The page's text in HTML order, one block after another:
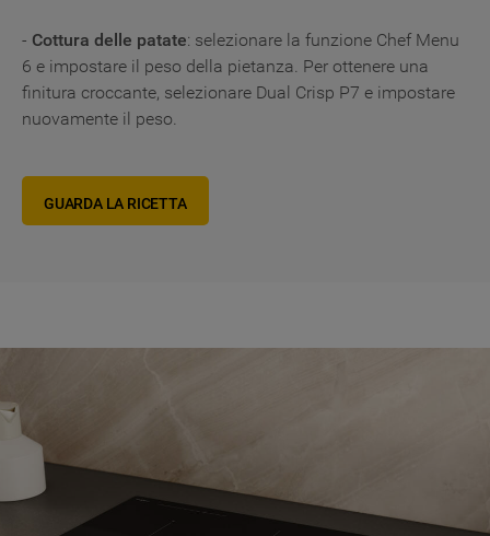
- Cottura delle patate: selezionare la funzione Chef Menu
6 e impostare il peso della pietanza. Per ottenere una
finitura croccante, selezionare Dual Crisp P7 e impostare
nuovamente il peso.
GUARDA LA RICETTA